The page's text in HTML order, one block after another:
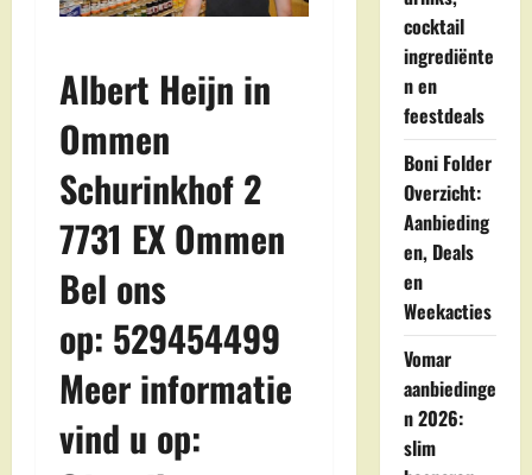
Albert Heijn in
Ommen
Schurinkhof 2
7731 EX Ommen
Bel ons
op: 529454499
Meer informatie
vind u op:
cocktail
ingrediënte
n en
feestdeals
Boni Folder
Overzicht:
Aanbieding
en, Deals
en
Weekacties
Vomar
aanbiedinge
n 2026:
slim